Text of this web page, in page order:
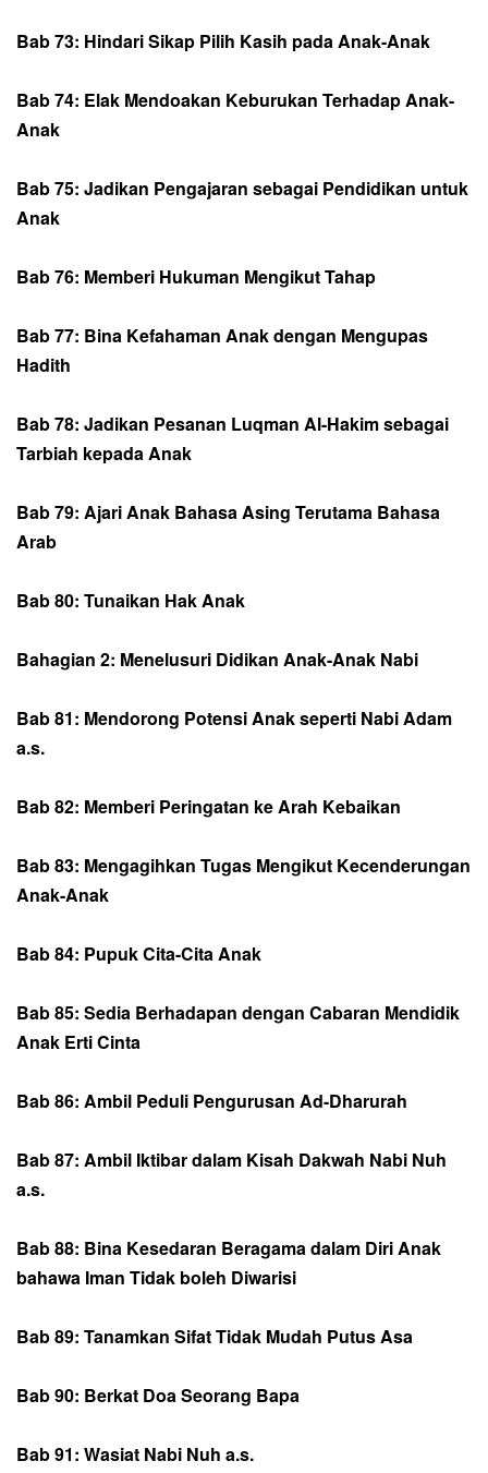
Bab 73: Hindari Sikap Pilih Kasih pada Anak-Anak
Bab 74: Elak Mendoakan Keburukan Terhadap Anak-
Anak
Bab 75: Jadikan Pengajaran sebagai Pendidikan untuk
Anak
Bab 76: Memberi Hukuman Mengikut Tahap
Bab 77: Bina Kefahaman Anak dengan Mengupas
Hadith
Bab 78: Jadikan Pesanan Luqman Al-Hakim sebagai
Tarbiah kepada Anak
Bab 79: Ajari Anak Bahasa Asing Terutama Bahasa
Arab
Bab 80: Tunaikan Hak Anak
Bahagian 2: Menelusuri Didikan Anak-Anak Nabi
Bab 81: Mendorong Potensi Anak seperti Nabi Adam
a.s.
Bab 82: Memberi Peringatan ke Arah Kebaikan
Bab 83: Mengagihkan Tugas Mengikut Kecenderungan
Anak-Anak
Bab 84: Pupuk Cita-Cita Anak
Bab 85: Sedia Berhadapan dengan Cabaran Mendidik
Anak Erti Cinta
Bab 86: Ambil Peduli Pengurusan Ad-Dharurah
Bab 87: Ambil Iktibar dalam Kisah Dakwah Nabi Nuh
a.s.
Bab 88: Bina Kesedaran Beragama dalam Diri Anak
bahawa Iman Tidak boleh Diwarisi
Bab 89: Tanamkan Sifat Tidak Mudah Putus Asa
Bab 90: Berkat Doa Seorang Bapa
Bab 91: Wasiat Nabi Nuh a.s.